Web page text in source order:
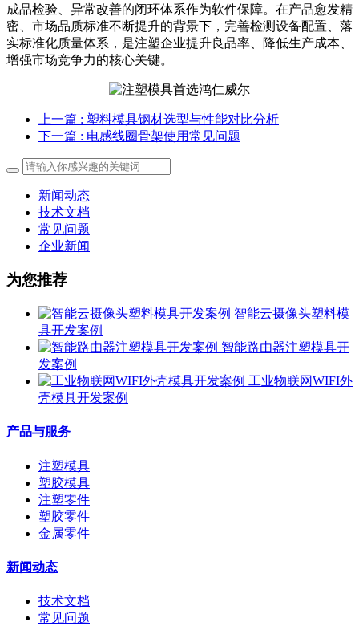
成品检验、异常改善的闭环体系作为软件保障。在产品愈发精
密、市场品质标准不断提升的背景下，完善检测设备配置、落
实标准化质量体系，是注塑企业提升良品率、降低生产成本、
增强市场竞争力的核心关键。
上一篇 : 塑料模具钢材选型与性能对比分析
下一篇 : 电感线圈骨架使用常见问题
新闻动态
技术文档
常见问题
企业新闻
为您推荐
智能云摄像头塑料模
具开发案例
智能路由器注塑模具开
发案例
工业物联网WIFI外
壳模具开发案例
产品与服务
注塑模具
塑胶模具
注塑零件
塑胶零件
金属零件
新闻动态
技术文档
常见问题